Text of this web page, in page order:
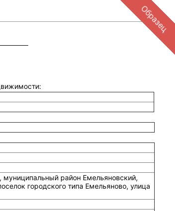
район Емельяновский,
городского типа Емельяново, улица
Образец